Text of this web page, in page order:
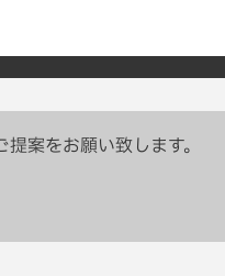
案をお願い致します。